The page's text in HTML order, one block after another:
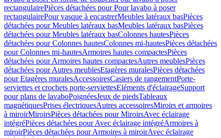
rectangulairePièces détachées pour Pour lavabo à poser
rectangulairePour vasque à encastrerMeubles latéraux basPièces
détachées pour Meubles latéraux basMeubles latéraux basPièces
détachées pour Meubles latéraux basColonnes hautesPièces
détachées pour Colonnes hautesColonnes mi-hautesPièces détachées
pour Colonnes mi-hautesArmoires hautes compactesPièces
détachées pour Armoires hautes compactesAutres meublesPièces
détachées pour Autres meublesEtagères muralesPièces détachées
pour Etagères muralesAccessoiresCasiers de rangementPorte-
serviettes et crochets porte-serviettesEléments d'éclairageSupport
pour plans de lavaboPoignéesJeux de piedsTableaux
magnétiquesPrises électriquesAutres accessoiresMiroirs et armoires
à miroirMiroirsPièces détachées pour MiroirsAvec éclairage
intégréPièces détachées pour Avec éclairage intégréArmoires à
miroirPièces détachées pour Armoires à miroirAvec éclairage